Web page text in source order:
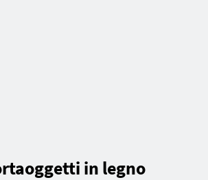
in legno